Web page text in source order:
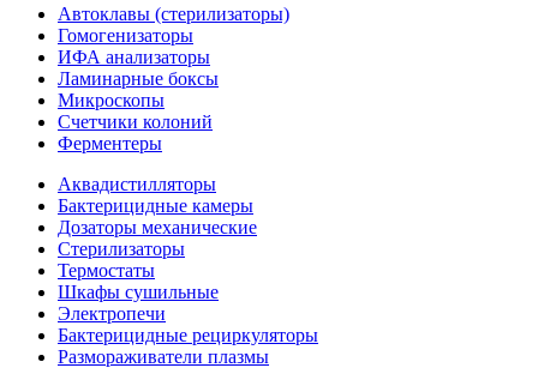
Автоклавы (стерилизаторы)
Гомогенизаторы
ИФА анализаторы
Ламинарные боксы
Микроскопы
Счетчики колоний
Ферментеры
Аквадистилляторы
Бактерицидные камеры
Дозаторы механические
Стерилизаторы
Термостаты
Шкафы сушильные
Электропечи
Бактерицидные рециркуляторы
Размораживатели плазмы